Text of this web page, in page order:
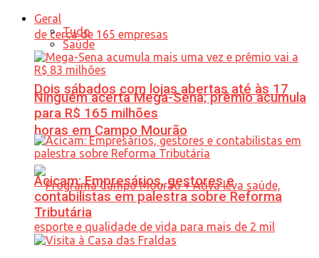
Dois sábados com lojas abertas até às 17
horas em Campo Mourão
Geral
Tudo
Saúde
Ninguém acerta Mega-Sena; prêmio acumula
para R$ 165 milhões
Acicam: Empresários, gestores e
contabilistas em palestra sobre Reforma
Tributária